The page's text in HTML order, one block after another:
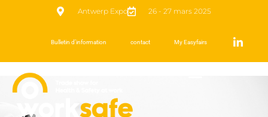
Antwerp Expo 26 - 27 mars 2025
Bulletin d’information contact My Easyfairs